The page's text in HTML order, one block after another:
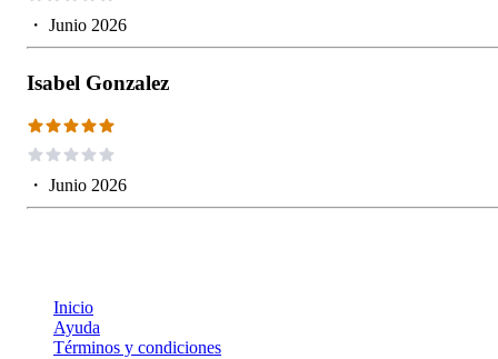
・ Junio 2026
Isabel Gonzalez
・ Junio 2026
Inicio
Ayuda
Términos y condiciones